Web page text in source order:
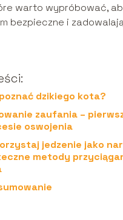
warto wypróbować,
bezpieczne i
dzikiego kota?
zaufania –
oswojenia
jedzenie jako
metody